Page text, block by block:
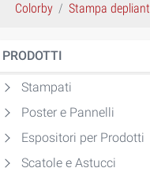
Colorby Stampa depliant
PRODOTTI
Stampati
Poster e Pannelli
Espositori per Prodotti
Scatole e Astucci